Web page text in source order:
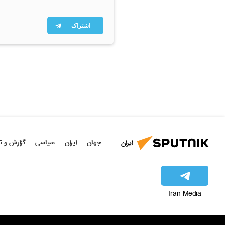
اشتراک
ایران جهان ایران سیاسی گزارش و
Iran Media